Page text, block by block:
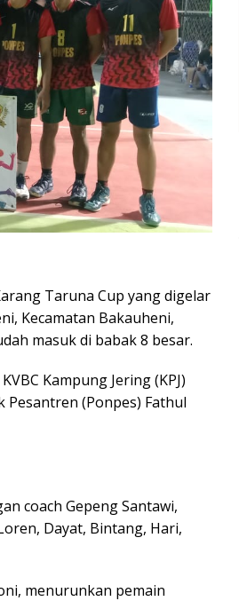
Taruna Cup yang digelar
Kecamatan Bakauheni,
masuk di babak 8 besar.
Kampung Jering (KPJ)
Pesantren (Ponpes) Fathul
coach Gepeng Santawi,
Dayat, Bintang, Hari,
menurunkan pemain